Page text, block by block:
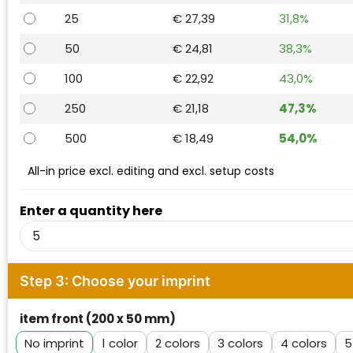
Waterman
25
€ 27,39
31,8%
50
€ 24,81
38,3%
100
€ 22,92
43,0%
250
€ 21,18
47,3%
500
€ 18,49 54,0%
Enter a quantity here
All-in price excl. editing and excl. setup costs
Step 3: Choose your imprint
item front (200 x 50 mm)
No imprint
1 2 3 4 5